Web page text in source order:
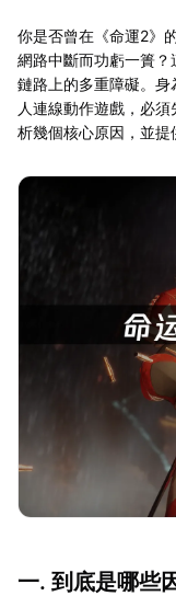
你是否曾在《命運2》
網路中斷而功虧一簣
鏈路上的多重障礙。
人連線動作遊戲，必
析幾個核心原因，並提
一. 到底是哪些